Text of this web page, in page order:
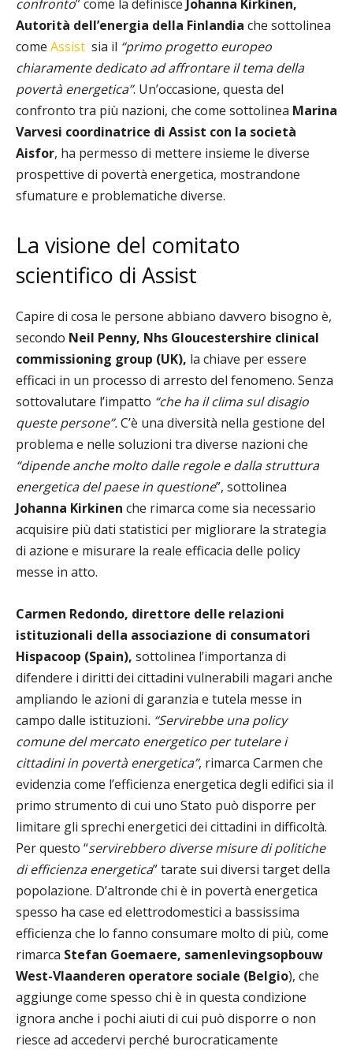
confronto” come la definisce Johanna Kirkinen,
Autorità dell’energia della Finlandia che sottolinea
come Assist sia il “primo progetto europeo
chiaramente dedicato ad affrontare il tema della
povertà energetica”. Un’occasione, questa del
confronto tra più nazioni, che come sottolinea Marina
Varvesi coordinatrice di Assist con la società
Aisfor, ha permesso di mettere insieme le diverse
prospettive di povertà energetica, mostrandone
sfumature e problematiche diverse.
La visione del comitato
scientifico di Assist
Capire di cosa le persone abbiano davvero bisogno è,
secondo Neil Penny, Nhs Gloucestershire clinical
commissioning group (UK), la chiave per essere
efficaci in un processo di arresto del fenomeno. Senza
sottovalutare l’impatto “che ha il clima sul disagio
queste persone”.C’è una diversità nella gestione del
problema e nelle soluzioni tra diverse nazioni che
“dipende anche molto dalle regole e dalla struttura
energetica del paese in questione”, sottolinea
Johanna Kirkinen che rimarca come sia necessario
acquisire più dati statistici per migliorare la strategia
di azione e misurare la reale efficacia delle policy
messe in atto.
Carmen Redondo, direttore delle relazioni
istituzionali della associazione di consumatori
Hispacoop (Spain), sottolinea l’importanza di
difendere i diritti dei cittadini vulnerabili magari anche
ampliando le azioni di garanzia e tutela messe in
campo dalle istituzioni. “Servirebbe una policy
comune del mercato energetico per tutelare i
cittadini in povertà energetica”, rimarca Carmen che
evidenzia come l’efficienza energetica degli edifici sia il
primo strumento di cui uno Stato può disporre per
limitare gli sprechi energetici dei cittadini in difficoltà.
Per questo “servirebbero diverse misure di politiche
di efficienza energetica” tarate sui diversi target della
popolazione. D’altronde chi è in povertà energetica
spesso ha case ed elettrodomestici a bassissima
efficienza che lo fanno consumare molto di più, come
rimarca Stefan Goemaere, samenlevingsopbouw
West-Vlaanderen operatore sociale (Belgio), che
aggiunge come spesso chi è in questa condizione
ignora anche i pochi aiuti di cui può disporre o non
riesce ad accedervi perché burocraticamente